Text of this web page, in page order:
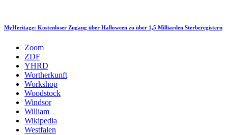
MyHeritage: Kostenloser Zugang über Halloween zu über 1,5 Milliarden Sterberegistern
Zoom
ZDF
YHRD
Wortherkunft
Workshop
Woodstock
Windsor
William
Wikipedia
Westfalen